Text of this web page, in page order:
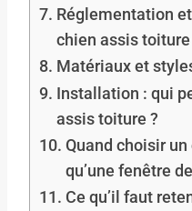
Réglementation
chien assis toiture
Matériaux et
Installation : qui
assis toiture ?
Quand choisir
qu’une fenêtre
Ce qu’il faut